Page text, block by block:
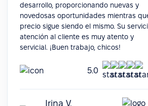
desarrollo, proporcionando nuevas y
novedosas oportunidades mientras
precio sigue siendo el mismo. Su
atención al cliente es muy atento y
servicial. ¡Buen trabajo, chicos!
5.0
Irina V.